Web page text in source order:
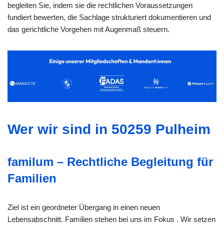
begleiten Sie, indem sie die rechtlichen Voraussetzungen
fundiert bewerten, die Sachlage strukturiert dokumentieren und
das gerichtliche Vorgehen mit Augenmaß steuern.
Wer wir sind in 50259 Pulheim
familum – Rechtliche Begleitung für
Familien
Ziel ist ein geordneter Übergang in einen neuen
Lebensabschnitt. Familien stehen bei uns im Fokus . Wir setzen